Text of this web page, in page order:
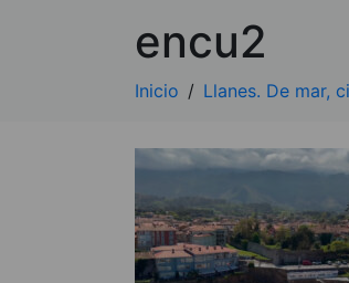
encu2
Inicio Llanes. De mar,